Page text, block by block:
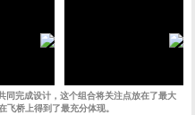
完成设计，这个组合将关注点放在了最大
桥上得到了最充分体现。